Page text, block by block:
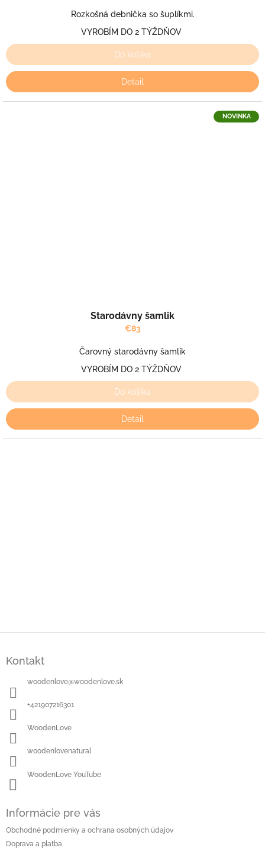
Rozkošná debnička so šuplíkmi.
VYROBÍM DO 2 TÝŽDŇOV
Do košíka
Detail
NOVINKA
Starodávny šamlik
€83
Čarovný starodávny šamlík
VYROBÍM DO 2 TÝŽDŇOV
Do košíka
Detail
Kontakt
woodenlove@woodenlove.sk
+421907216301
WoodenLove
woodenlovenatural
WoodenLove YouTube
Informácie pre vás
Obchodné podmienky a ochrana osobných údajov
Doprava a platba